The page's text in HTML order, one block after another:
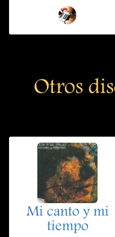
Otros
Mi canto y mi
tiempo